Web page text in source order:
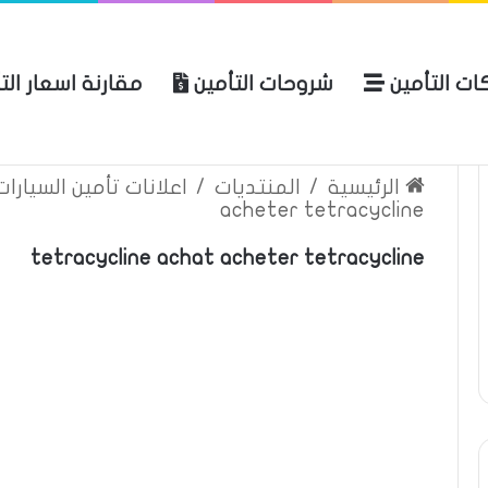
التأمين شروحات التأمين مقارنة اسعار للتأمين الرئيسية عن
الرئيسية / المنتديات / اعلانات تأمين
acheter tetracycline
tetracycline achat acheter tetracycline